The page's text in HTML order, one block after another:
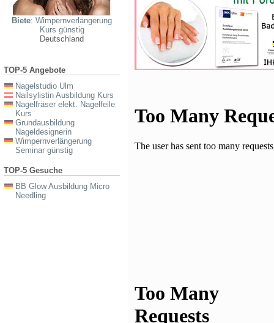
Biete: Wimpernverlängerung
Kurs günstig
Deutschland
TOP-5 Angebote
Nagelstudio Ulm
Nailsylistin Ausbildung Kurs
Nagelfräser elekt. Nagelfeile
Kurs
Grundausbildung
Nageldesignerin
Wimpernverlängerung
Seminar günstig
TOP-5 Gesuche
BB Glow Ausbildung Micro
Needling